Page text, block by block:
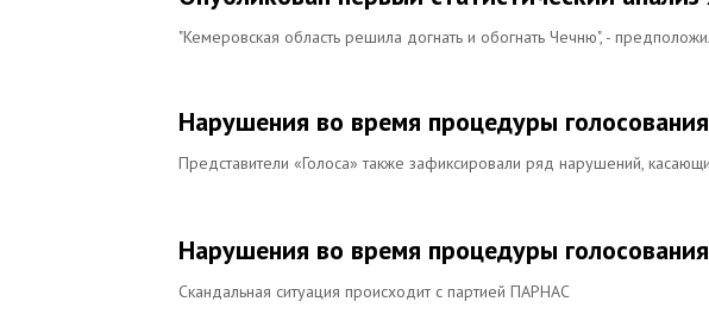
"Кемеровская область решила догнать и обогнать Чечню", -
Нарушения во время процедуры
Представители «Голоса» также зафиксировали ряд нарушений,
Нарушения во время процедуры
Скандальная ситуация происходит с партией ПАРНАС